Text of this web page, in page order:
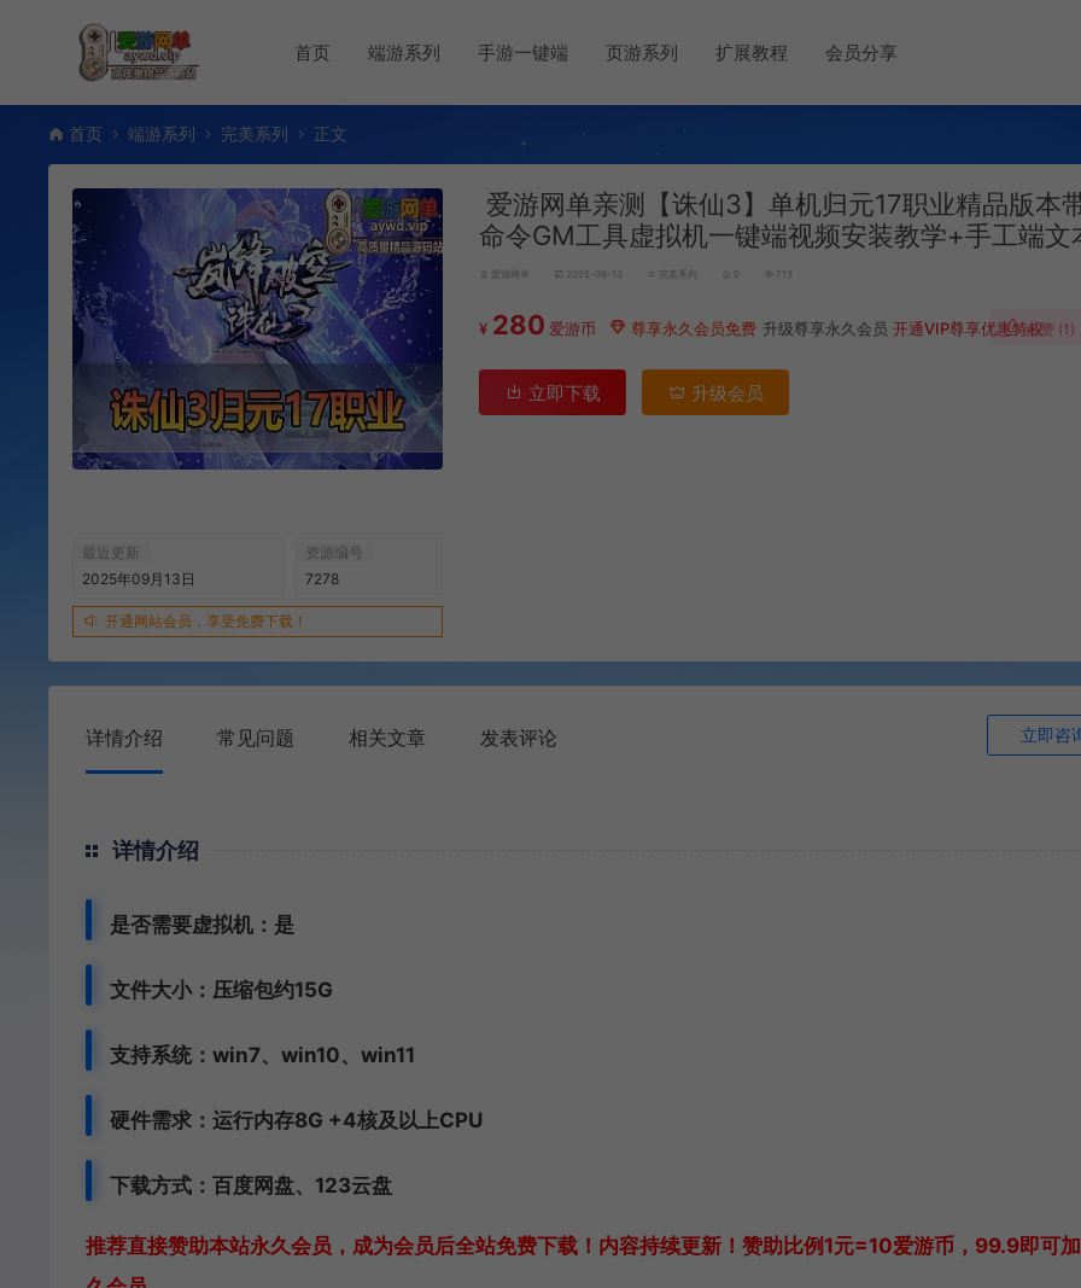
首页 端游系列 手游一键端 页游系列 扩展教程 会员分享
首页 端游系列 完美系列 正文
最近更新
2025年09月13日
资源编号
7278
开通网站会员，享受免费下载！
爱游网单亲测【诛仙3】单机归元17职业精品版本
命令GM工具虚拟机一键端视频安装教学+手工端文
爱游网单 2025-09-13 完美系列 0 713
¥ 280 爱游币 尊享永久会员免费 升级尊享永久会员 开通VIP尊享优惠特权点赞 (1 )
立即下载 升级会员
详情介绍 常见问题 相关文章 发表评论 立即咨
详情介绍
是否需要虚拟机：是
文件大小：压缩包约15G
支持系统：win7、win10、win11
硬件需求：运行内存8G +4核及以上CPU
下载方式： 百度网盘、 123云盘
推荐直接赞助本站永久会员，成为会员后全站免费下载！内容持续更新！赞助比例1元=10爱游币，99.9即可